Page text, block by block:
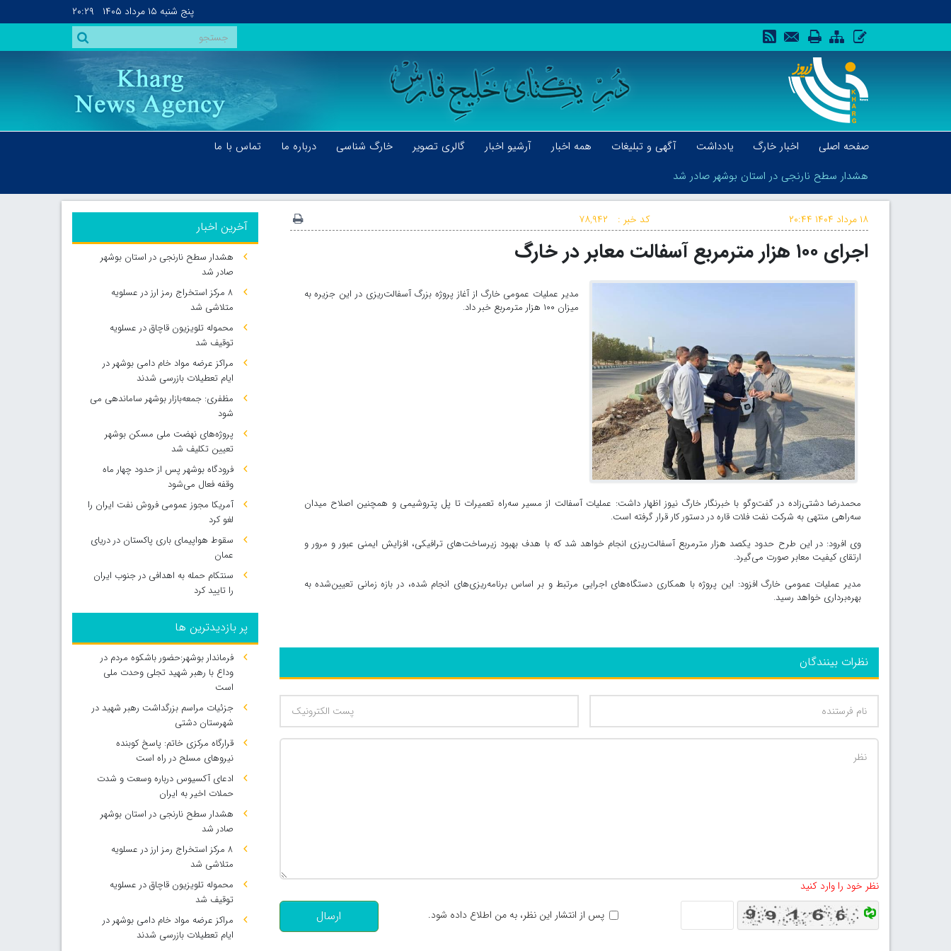
پنج شنبه ۱۵ مرداد ۱۴۰۵ ۲۰:۲۹
صفحه اصلی اخبار خارگ یادداشت آگهی و تبلیغات همه اخبار آرشیو اخبار گالری تصویر خارگ شناسی درباره ما
تماس با ما
هشدار سطح نارنجی در استان بوشهر صادر شد
هشدار سطح نارنجی در استان بوشهر صادر شد
کد خبر : ۷۸,۹۴۲ ۱۸ مرداد ۱۴۰۴ ۲۰:۴۴
اجرای ۱۰۰ هزار مترمربع آسفالت‌ معابر در خارگ
مدیر عملیات عمومی خارگ از آغاز پروژه بزرگ آسفالت‌ریزی در این جزیره به
میزان ۱۰۰ هزار مترمربع خبر داد.
محمدرضا دشتی‌زاده در گفت‌وگو با خبرنگار خارگ نیوز اظهار داشت: عملیات آسفالت از مسیر سه‌راه تعمیرات تا پل پتروشیمی و همچنین اصلاح میدان
سه‌راهی منتهی به شرکت نفت فلات قاره در دستور کار قرار گرفته است.
وی افرود: در این طرح حدود یکصد هزار مترمربع آسفالت‌ریزی انجام خواهد شد که با هدف بهبود زیرساخت‌های ترافیکی، افزایش ایمنی عبور و مرور و
ارتقای کیفیت معابر صورت می‌گیرد.
مدیر عملیات عمومی خارگ افزود: این پروژه با همکاری دستگاه‌های اجرایی مرتبط و بر اساس برنامه‌ریزی‌های انجام شده، در بازه زمانی تعیین‌شده به
بهره‌برداری خواهد رسید.
نظرات بینندگان
نظر خود را وارد کنید
پس از انتشار این نظر، به من اطلاع داده شود.
ارسال
آخرین اخبار
هشدار سطح نارنجی در استان بوشهر
صادر شد
۸ مرکز استخراج رمز ارز در عسلویه
متلاشی شد
محموله تلویزیون قاچاق در عسلویه
توقیف شد
مراکز عرضه مواد خام دامی بوشهر در
ایام تعطیلات بازرسی شدند
مظفری: جمعه‌بازار بوشهر ساماندهی می‌
شود
پروژه‌های نهضت ملی مسکن بوشهر
تعیین تکلیف شد
فرودگاه بوشهر پس از حدود چهار ماه
وقفه فعال می‌شود
آمریکا مجوز عمومی فروش نفت ایران را
لغو کرد
سقوط هواپیمای باری پاکستان در دریای
عمان
سنتکام حمله به اهدافی در جنوب ایران
را تایید کرد
پر بازدیدترین ها
فرماندار بوشهر:حضور باشکوه مردم در
وداع با رهبر شهید تجلی وحدت ملی
است
جزئیات مراسم بزرگداشت رهبر شهید در
شهرستان دشتی
قرارگاه مرکزی خاتم: پاسخ کوبنده
نیروهای مسلح در راه است
ادعای آکسیوس درباره وسعت و شدت
حملات اخیر به ایران
هشدار سطح نارنجی در استان بوشهر
صادر شد
۸ مرکز استخراج رمز ارز در عسلویه
متلاشی شد
محموله تلویزیون قاچاق در عسلویه
توقیف شد
مراکز عرضه مواد خام دامی بوشهر در
ایام تعطیلات بازرسی شدند